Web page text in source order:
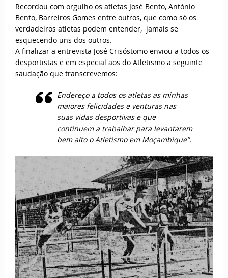
Recordou com orgulho os atletas José Bento, António
Bento, Barreiros Gomes entre outros, que como só os
verdadeiros atletas podem entender, jamais se
esquecendo uns dos outros.
A finalizar a entrevista José Crisóstomo enviou a todos os
desportistas e em especial aos do Atletismo a seguinte
saudação que transcrevemos:
Endereço a todos os atletas as minhas
maiores felicidades e venturas nas
suas vidas desportivas e que
continuem a trabalhar para levantarem
bem alto o Atletismo em Moçambique”.